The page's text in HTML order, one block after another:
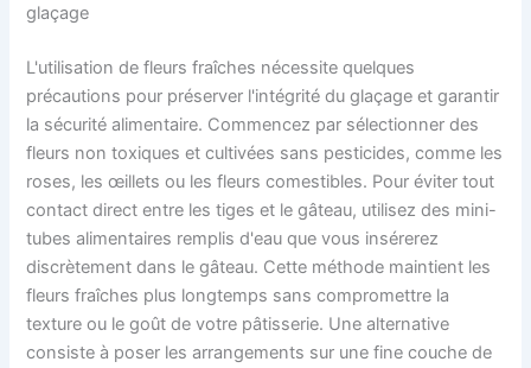
glaçage
L'utilisation de fleurs fraîches nécessite quelques
précautions pour préserver l'intégrité du glaçage et garantir
la sécurité alimentaire. Commencez par sélectionner des
fleurs non toxiques et cultivées sans pesticides, comme les
roses, les œillets ou les fleurs comestibles. Pour éviter tout
contact direct entre les tiges et le gâteau, utilisez des mini-
tubes alimentaires remplis d'eau que vous insérerez
discrètement dans le gâteau. Cette méthode maintient les
fleurs fraîches plus longtemps sans compromettre la
texture ou le goût de votre pâtisserie. Une alternative
consiste à poser les arrangements sur une fine couche de